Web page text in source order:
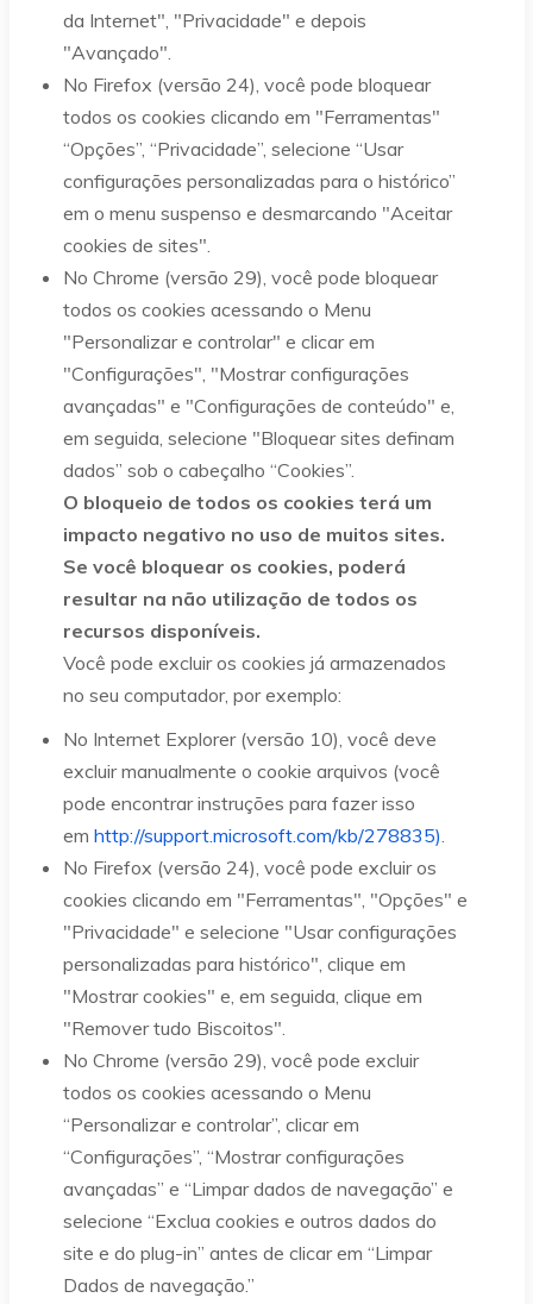
da Internet", "Privacidade" e depois
"Avançado".
No Firefox (versão 24), você pode bloquear
todos os cookies clicando em "Ferramentas"
“Opções”, “Privacidade”, selecione “Usar
configurações personalizadas para o histórico”
em o menu suspenso e desmarcando "Aceitar
cookies de sites".
No Chrome (versão 29), você pode bloquear
todos os cookies acessando o Menu
"Personalizar e controlar" e clicar em
"Configurações", "Mostrar configurações
avançadas" e "Configurações de conteúdo" e,
em seguida, selecione "Bloquear sites definam
dados” sob o cabeçalho “Cookies”.
O bloqueio de todos os cookies terá um
impacto negativo no uso de muitos sites.
Se você bloquear os cookies, poderá
resultar na não utilização de todos os
recursos disponíveis.
Você pode excluir os cookies já armazenados
no seu computador, por exemplo:
No Internet Explorer (versão 10), você deve
excluir manualmente o cookie arquivos (você
pode encontrar instruções para fazer isso
em http://support.microsoft.com/kb/278835).
No Firefox (versão 24), você pode excluir os
cookies clicando em "Ferramentas", "Opções" e
"Privacidade" e selecione "Usar configurações
personalizadas para histórico", clique em
"Mostrar cookies" e, em seguida, clique em
"Remover tudo Biscoitos".
No Chrome (versão 29), você pode excluir
todos os cookies acessando o Menu
“Personalizar e controlar”, clicar em
“Configurações”, “Mostrar configurações
avançadas” e “Limpar dados de navegação” e
selecione “Exclua cookies e outros dados do
site e do plug-in” antes de clicar em “Limpar
Dados de navegação.”